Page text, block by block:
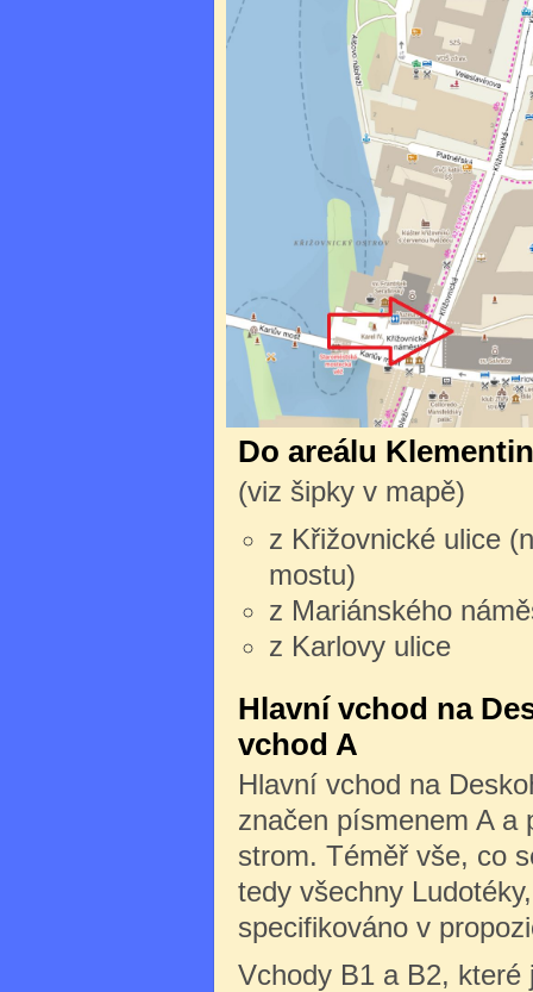
Do areálu
(viz šipky v mapě)
z Křižovnické ulice
mostu)
z Mariánského
z Karlovy ulice
Hlavní vchod na
vchod A
Hlavní vchod na
značen písmenem A a
strom. Téměř vše, co
tedy všechny
specifikováno v
Vchody B1 a B2, které